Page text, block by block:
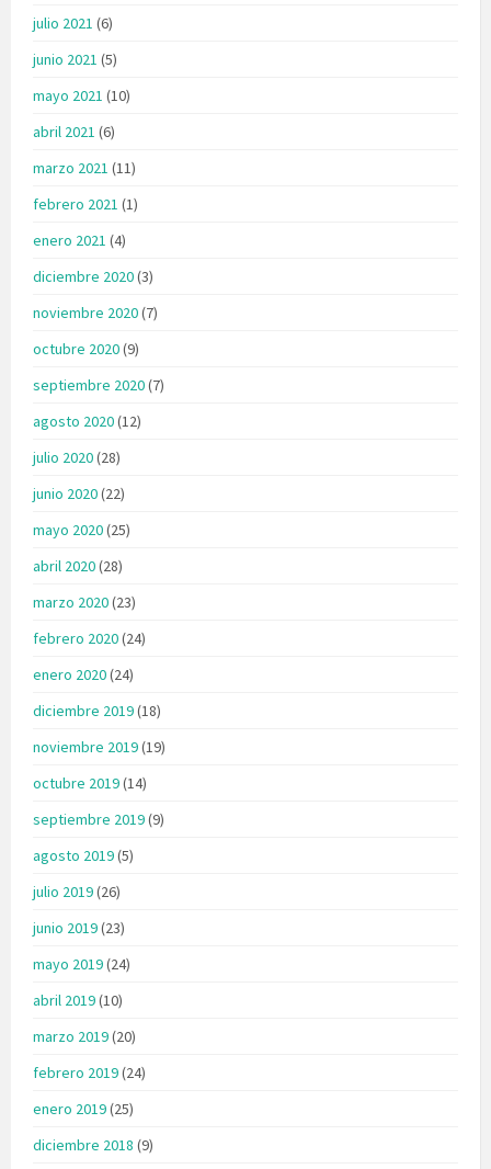
julio 2021 (6)
junio 2021 (5)
mayo 2021 (10)
abril 2021 (6)
marzo 2021 (11)
febrero 2021 (1)
enero 2021 (4)
diciembre 2020(3)
noviembre 2020(7)
octubre 2020(9)
septiembre 2020(7)
agosto 2020(12)
julio 2020(28)
junio 2020(22)
mayo 2020(25)
abril 2020(28)
marzo 2020(23)
febrero 2020(24)
enero 2020(24)
diciembre 2019(18)
noviembre 2019(19)
octubre 2019(14)
septiembre 2019(9)
agosto 2019(5)
julio 2019(26)
junio 2019(23)
mayo 2019(24)
abril 2019(10)
marzo 2019(20)
febrero 2019(24)
enero 2019(25)
diciembre 2018 (9)